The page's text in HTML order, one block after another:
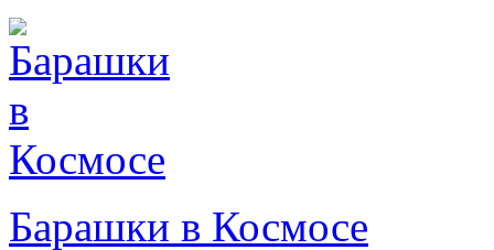
Барашки в Космосе